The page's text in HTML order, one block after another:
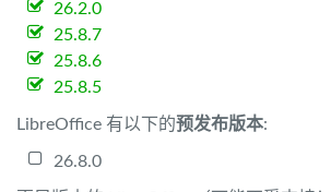
26.2.0
25.8.7
25.8.6
25.8.5
LibreOffice 有以下的预发布版本:
26.8.0